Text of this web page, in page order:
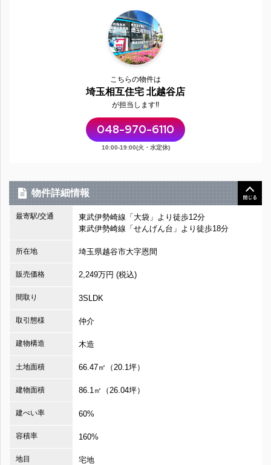
こちらの物件は
埼玉相互住宅 北越谷店
が担当します!!
048-970-6110
10:00-19:00(火・水定休)
物件詳細情報
最寄駅/交通
東武伊勢崎線「大袋」より徒歩12分
東武伊勢崎線「せんげん台」より徒歩18分
所在地 埼玉県越谷市大字恩間
販売価格 2,249万円 (税込)
間取り 3SLDK
取引態様 仲介
建物構造 木造
土地面積 66.47㎡（20.1坪）
建物面積 86.1㎡（26.04坪）
建ぺい率 60%
容積率 160%
地目 宅地